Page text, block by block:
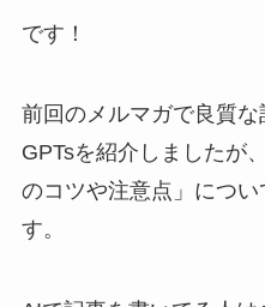
です！
前回のメルマガで良質
GPTsを紹介しましたが
のコツや注意点」につ
す。